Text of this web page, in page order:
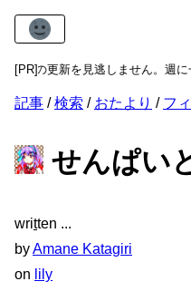
[PR]
！の更新を見逃しません。週に
記事 検索 おたより フ
せんぱい
written
byAmane Katagiri
on lily